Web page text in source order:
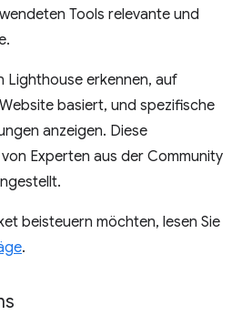
Tools relevante und
Lighthouse erkennen, auf
basiert, und spezifische
anzeigen. Diese
Experten aus der Community
beisteuern möchten, lesen Sie
.